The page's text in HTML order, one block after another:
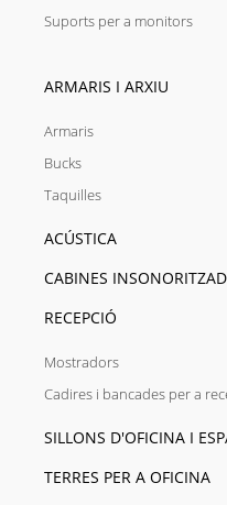
Suports per a monitors
ARMARIS I ARXIU
Armaris
Bucks
Taquilles
ACÚSTICA
CABINES
RECEPCIÓ
Mostradors
Cadires i bancades per a
SILLONS D'OFICINA I
TERRES PER A OFICINA